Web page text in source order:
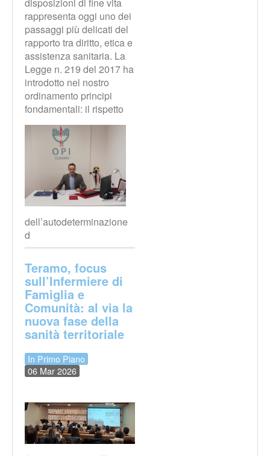
rappresenta oggi uno dei
passaggi più delicati del
rapporto tra diritto, etica e
assistenza sanitaria. La
Legge n. 219 del 2017 ha
introdotto nel nostro
ordinamento principi
fondamentali: il rispetto
dell’autodeterminazione
d
Teramo, focus
sull’Infermiere di
Famiglia e
Comunità: al via la
nuova fase della
sanità territoriale
In Primo Piano
06 Mar 2026